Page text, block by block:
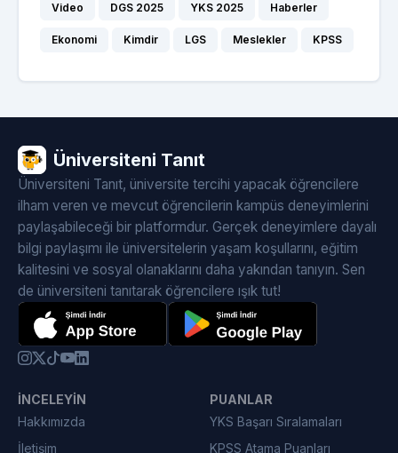
Video DGS 2025 YKS 2025 Haberler
Ekonomi Kimdir LGS Meslekler KPSS
Üniversiteni Tanıt
Üniversiteni Tanıt, üniversite tercihi yapacak öğrencilere
ilham veren ve mevcut öğrencilerin kampüs deneyimlerini
paylaşabileceği bir platformdur. Gerçek deneyimlere dayalı
bilgi paylaşımı ile üniversitelerin yaşam koşullarını, eğitim
kalitesini ve sosyal olanaklarını daha yakından tanıyın. Sen
de üniversiteni tanıtarak öğrencilere ışık tut!
İNCELEYIN
Hakkımızda
İletişim
PUANLAR
YKS Başarı Sıralamaları
KPSS Atama Puanları